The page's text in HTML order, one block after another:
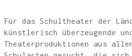
Für das Schul­thea­ter der
künst­le­risch über­zeu­gen­de
Thea­ter­pro­duk­tio­nen aus